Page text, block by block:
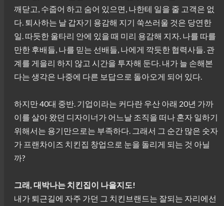
깨닫고, 수줍어 하고 숨어 있으면, 나한테 일을 줄 고객은 없
다. 퇴사하는 날 갑자기 용감해 지기 쑥쓰러울 것은 당연한
일. 따듯한 울타리 안에 있을 때 미리 용감해 지자. 나를 따를
만한 후배들, 나를 믿는 선배들, 나에게 깍듯한 협력사들. 관
계를 게을리 하지 않고 시간을 투자해 둔다. 내가 늘 손해본
다는 생각은 나중에 다른 보답으로 돌아오게 되어 있다.
하지만 40대 중반. 기업이라는 커다란 우산 아래 20년 가까
이를 살아 왔던 디자이너가 어느날 조직을 떠나 혼자 일하기
위해서는 용기만으로는 부족하다. 그래서 그 순간 많은 숫자
가 프랜차이즈 치킨집 창업으로 눈을 돌리게 되는 것 아닐
까?
그래, 대박나는 치킨집이 나을지도!
내가 퇴근길에 자주 가던 그 치킨브랜드는 잘되는 자리에선